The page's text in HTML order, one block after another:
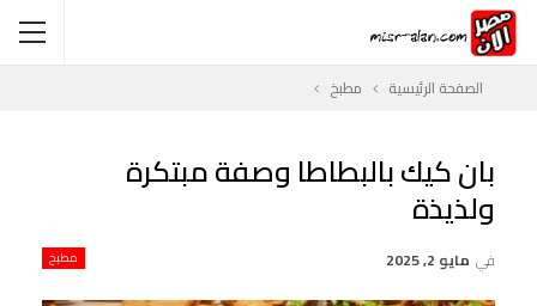
الصفحة الرئيسية مطبخ
بان كيك بالبطاطا وصفة مبتكرة
ولذيذة
مطبخ في مايو 2, 2025